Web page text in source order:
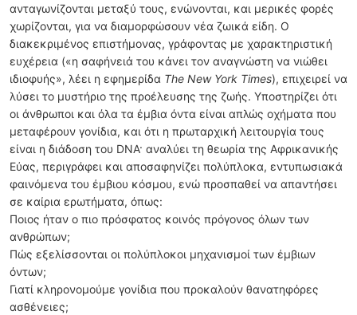
ανταγωνίζονται μεταξύ τους, ενώνονται, και μερικές φορές
χωρίζονται, για να διαμορφώσουν νέα ζωικά είδη. Ο
διακεκριμένος επιστήμονας, γράφοντας με χαρακτηριστική
ευχέρεια («η σαφήνειά του κάνει τον αναγνώστη να νιώθει
ιδιοφυής», λέει η εφημερίδα The New York Times), επιχειρεί να
λύσει το μυστήριο της προέλευσης της ζωής. Υποστηρίζει ότι
οι άνθρωποι και όλα τα έμβια όντα είναι απλώς οχήματα που
μεταφέρουν γονίδια, και ότι η πρωταρχική λειτουργία τους
είναι η διάδοση του DNA· αναλύει τη θεωρία της Αφρικανικής
Εύας, περιγράφει και αποσαφηνίζει πολύπλοκα, εντυπωσιακά
φαινόμενα του έμβιου κόσμου, ενώ προσπαθεί να απαντήσει
σε καίρια ερωτήματα, όπως:
Ποιος ήταν ο πιο πρόσφατος κοινός πρόγονος όλων των
ανθρώπων;
Πώς εξελίσσονται οι πολύπλοκοι μηχανισμοί των έμβιων
όντων;
Γιατί κληρονομούμε γονίδια που προκαλούν θανατηφόρες
ασθένειες;